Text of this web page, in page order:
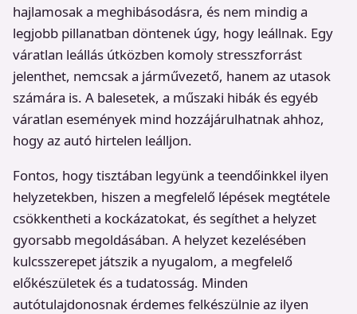
hajlamosak a meghibásodásra, és nem mindig a
legjobb pillanatban döntenek úgy, hogy leállnak. Egy
váratlan leállás útközben komoly stresszforrást
jelenthet, nemcsak a járművezető, hanem az utasok
számára is. A balesetek, a műszaki hibák és egyéb
váratlan események mind hozzájárulhatnak ahhoz,
hogy az autó hirtelen leálljon.
Fontos, hogy tisztában legyünk a teendőinkkel ilyen
helyzetekben, hiszen a megfelelő lépések megtétele
csökkentheti a kockázatokat, és segíthet a helyzet
gyorsabb megoldásában. A helyzet kezelésében
kulcsszerepet játszik a nyugalom, a megfelelő
előkészületek és a tudatosság. Minden
autótulajdonosnak érdemes felkészülnie az ilyen